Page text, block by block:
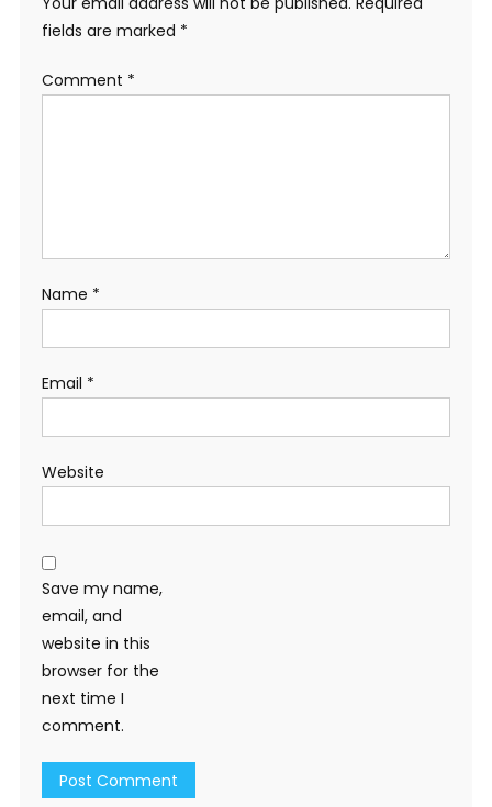
fields are marked *
Comment *
Name *
Email *
Website
Save my name,
email, and
website in this
browser for the
next time I
comment.